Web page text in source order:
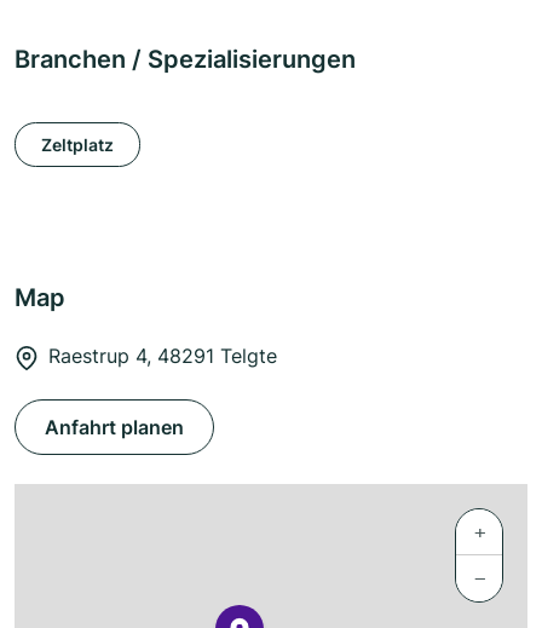
Branchen / Spezialisierungen
Zeltplatz
Map
Raestrup 4, 48291 Telgte
Anfahrt planen
+
−